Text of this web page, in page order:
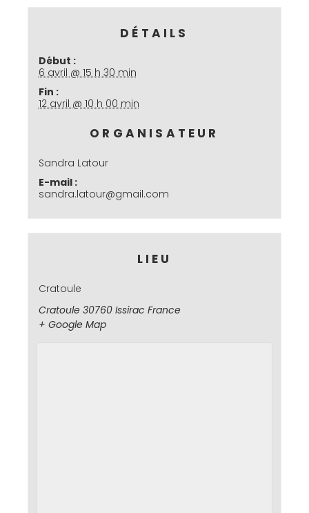
DÉTAILS
Début :
6 avril @ 15 h 30 min
Fin :
12 avril @ 10 h 00 min
ORGANISATEUR
Sandra Latour
E-mail :
sandra.latour@gmail.com
LIEU
Cratoule
Cratoule 30760 Issirac France
+ Google Map